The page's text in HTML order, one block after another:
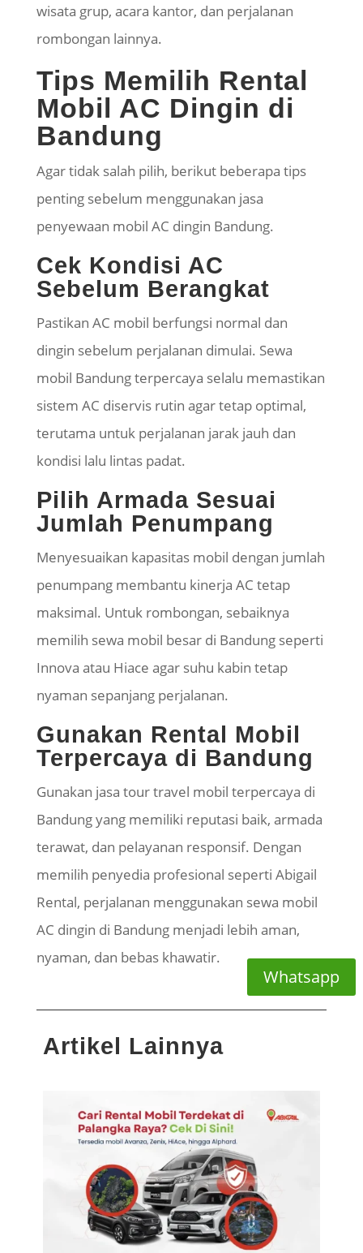
wisata grup, acara kantor, dan perjalanan
rombongan lainnya.
Tips Memilih Rental
Mobil AC Dingin di
Bandung
Agar tidak salah pilih, berikut beberapa tips
penting sebelum menggunakan jasa
penyewaan mobil AC dingin Bandung.
Cek Kondisi AC
Sebelum Berangkat
Pastikan AC mobil berfungsi normal dan
dingin sebelum perjalanan dimulai. Sewa
mobil Bandung terpercaya selalu memastikan
sistem AC diservis rutin agar tetap optimal,
terutama untuk perjalanan jarak jauh dan
kondisi lalu lintas padat.
Pilih Armada Sesuai
Jumlah Penumpang
Menyesuaikan kapasitas mobil dengan jumlah
penumpang membantu kinerja AC tetap
maksimal. Untuk rombongan, sebaiknya
memilih sewa mobil besar di Bandung seperti
Innova atau Hiace agar suhu kabin tetap
nyaman sepanjang perjalanan.
Gunakan Rental Mobil
Terpercaya di Bandung
Gunakan jasa tour travel mobil terpercaya di
Bandung yang memiliki reputasi baik, armada
terawat, dan pelayanan responsif. Dengan
memilih penyedia profesional seperti Abigail
Rental, perjalanan menggunakan sewa mobil
AC dingin di Bandung menjadi lebih aman,
nyaman, dan bebas khawatir.
Artikel Lainnya
Whatsapp